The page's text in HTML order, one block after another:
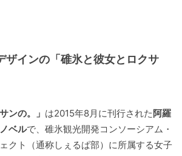
ザインの「碓氷と彼女とロクサ
ンの。」 は2015年8月に刊行された 阿羅
ベルで、碓氷観光開発コンソーシアム・
クト（通称しぇるぱ部）に所属する女子